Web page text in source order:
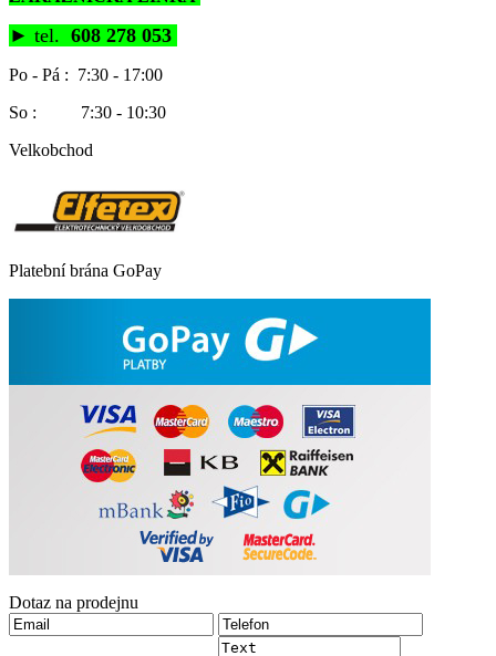
► tel. 608 278 053
Po - Pá : 7:30 - 17:00
So : 7:30 - 10:30
Velkobchod
Platební brána GoPay
Dotaz na prodejnu